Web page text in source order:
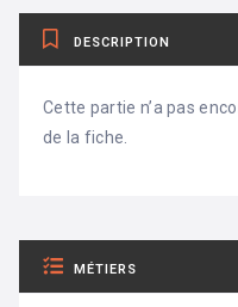
DESCRIPTION
Cette partie n’a pas
de la fiche.
MÉTIERS